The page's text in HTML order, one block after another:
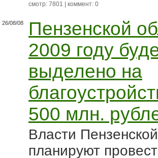
смотр: 7801 | коммент: 0
26/08/08
Пензенской
2009 году
выделено на
500 млн.
Власти
планируют